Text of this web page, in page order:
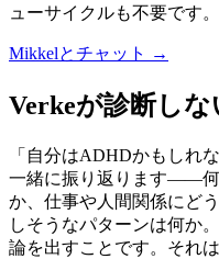
ューサイクルも不要です。
Mikkelとチャット →
Verkeが診断し
「自分はADHDかもしれ
一緒に振り返ります——何
か、仕事や人間関係にど
しそうなパターンは何か
論を出すことです。それ